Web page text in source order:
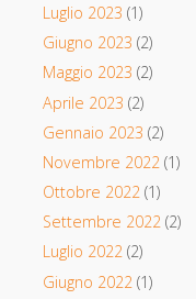
Luglio 2023 (1)
Giugno 2023 (2)
Maggio 2023 (2)
Aprile 2023 (2)
Gennaio 2023 (2)
Novembre 2022(1)
Ottobre 2022(1)
Settembre 2022(2)
Luglio 2022(2)
Giugno 2022 (1)